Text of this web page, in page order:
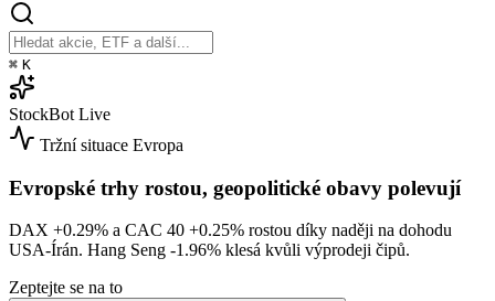
⌘ K
StockBot Live
Tržní situace Evropa
Evropské trhy rostou, geopolitické obavy polevují
DAX +0.29% a CAC 40 +0.25% rostou díky naději na dohodu
USA-Írán. Hang Seng -1.96% klesá kvůli výprodeji čipů.
Zeptejte se na to